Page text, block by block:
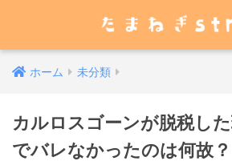
ホーム 未分類
カルロスゴーンが脱税し
でバレなかったのは何故？